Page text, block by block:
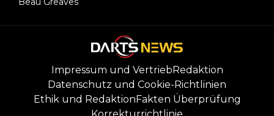
Impressum und VertriebRedaktion
Datenschutz und Cookie-Richtlinien
Ethik und RedaktionFakten Überprüfung